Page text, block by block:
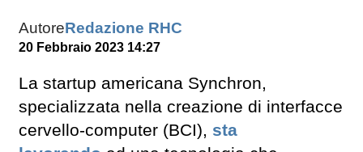
AutoreRedazione RHC
20 Febbraio 2023 14:27
La startup americana Synchron,
specializzata nella creazione di interfacce
cervello-computer (BCI), sta